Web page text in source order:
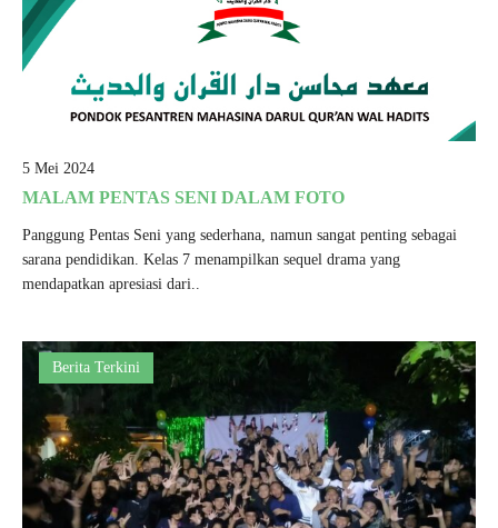
5 Mei 2024
MALAM PENTAS SENI DALAM FOTO
Panggung Pentas Seni yang sederhana, namun sangat penting sebagai
sarana pendidikan. Kelas 7 menampilkan sequel drama yang
mendapatkan apresiasi dari..
Berita Terkini